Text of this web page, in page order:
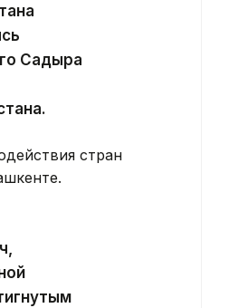
Садыра
стран